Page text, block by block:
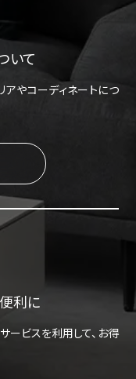
いて
アやコーディネートにつ
利に
ービスを利用して、お得